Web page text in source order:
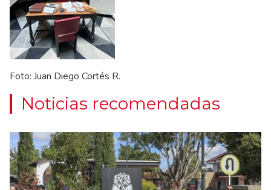
Foto: Juan Diego Cortés R.
Noticias recomendadas